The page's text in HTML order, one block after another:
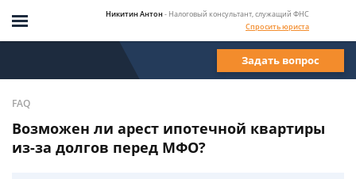
Никитин Антон - Налоговый консультант, служащий ФНС
Спросить юриста
Задать вопрос
FAQ
Возможен ли арест ипотечной квартиры
из-за долгов перед МФО?